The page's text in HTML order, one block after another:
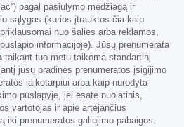
pagal pasiūlymo medžiagą ir
sąlygas (kurios įtrauktos čia kaip
nuo šalies arba reklamos,
informacijoje). Jūsų prenumerata
taikant tuo metu taikomą standartinį
jūsų pradinės prenumeratos įsigijimo
laikotarpiui arba kaip nurodyta
puslapyje, jei esate nuolatinis,
vartotojas ir apie artėjančius
iki prenumeratos galiojimo pabaigos.